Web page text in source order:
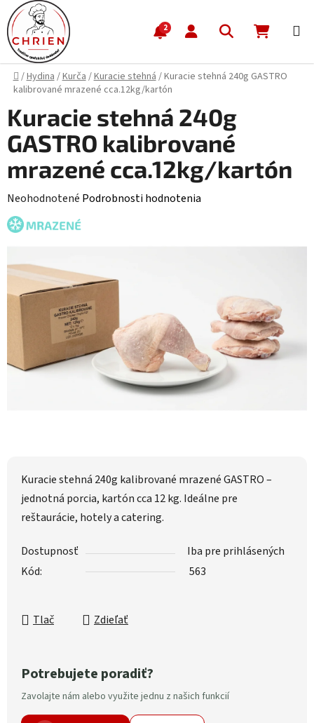
Prejsť na obsah
2 Hľadať
Domov
/Hydina/Kurča/Kuracie stehná/Kuracie stehná 240g GASTRO
kalibrované mrazené cca.12kg/kartón
Kuracie stehná 240g kalibrované mrazené GASTRO –
jednotná porcia, kartón cca 12 kg. Ideálne pre
reštaurácie, hotely a catering.
Dostupnosť
Iba pre prihlásených
Kód:
563
Tlač Zdieľať
Potrebujete poradiť?
Zavolajte nám alebo využite jednu z našich funkcií
Kuracie stehná 240g
GASTRO kalibrované
mrazené cca.12kg/kartón
Priemerné hodnotenie produktu je 0,0 z 5 hviezdičiek.
Neohodnotené Podrobnosti hodnotenia
MRAZENÉ